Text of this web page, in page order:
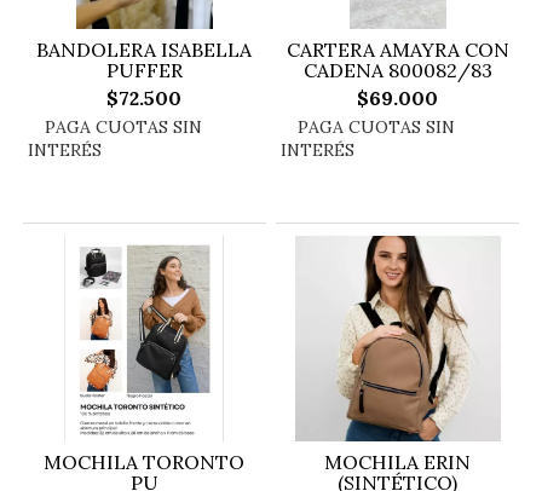
BANDOLERA ISABELLA
PUFFER
$72.500
CARTERA AMAYRA CON
CADENA 800082/83
$69.000
MOCHILA TORONTO
PU
MOCHILA ERIN
(SINTÉTICO)